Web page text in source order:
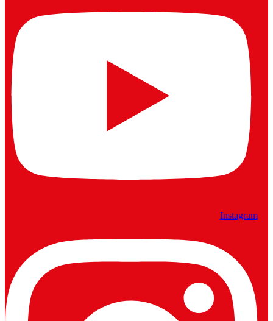
Instagram